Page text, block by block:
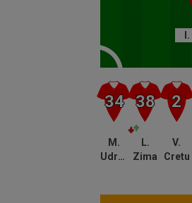
M.
Udrea
L.
Zima
V.
Cretu